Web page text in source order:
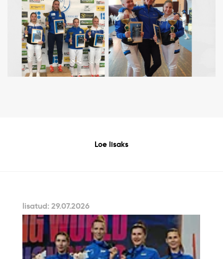
Loe lisaks
lisatud: 29.07.2026